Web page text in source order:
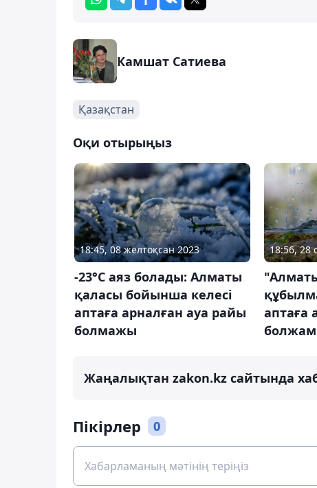
Камшат Сатиева
Қазақстан
Оқи отырыңыз
18:45, 08 желтоқсан 2023
-23°C аяз болады: Алматы
қаласы бойынша келесі
аптаға арналған ауа райы
болмажы
18:56, 28
аптаға
Жаңалықтан zakon.kz сайтында
Пікірлер 0